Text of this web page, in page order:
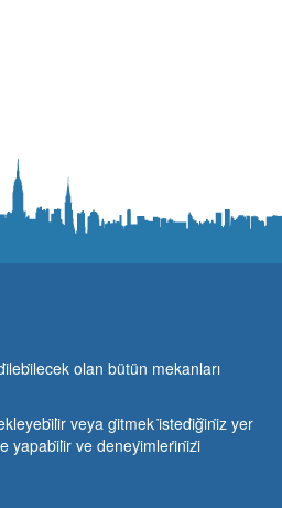
olan bütün mekanları
veya gi̇tmek i̇stedi̇ği̇ni̇z yer
yapabi̇li̇r ve deneyi̇mleri̇ni̇zi̇